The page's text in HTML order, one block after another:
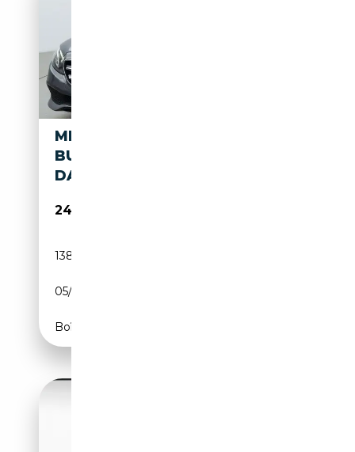
MERCEDES-BENZ E 250 E250
BUSINESS
DAK|SFEER|CAMERA|LED|
24 950€
138 142 km
05/2018
Boîte automatique